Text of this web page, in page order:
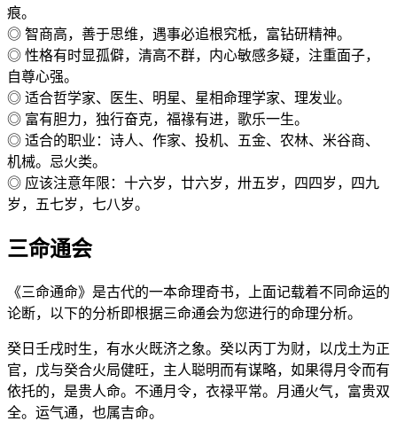
痕。
◎ 智商高，善于思维，遇事必追根究柢，富钻研精神。
◎ 性格有时显孤僻，清高不群，内心敏感多疑，注重面子，
自尊心强。
◎ 适合哲学家、医生、明星、星相命理学家、理发业。
◎ 富有胆力，独行奋克，福禒有进，歌乐一生。
◎ 适合的职业：诗人、作家、投机、五金、农林、米谷商、
机械。忌火类。
◎ 应该注意年限：十六岁，廿六岁，卅五岁，四四岁，四九
岁，五七岁，七八岁。
三命通会
《三命通命》是古代的一本命理奇书，上面记载着不同命运的
论断，以下的分析即根据三命通会为您进行的命理分析。
癸日壬戌时生，有水火既济之象。癸以丙丁为财，以戊土为正
官，戊与癸合火局健旺，主人聪明而有谋略，如果得月令而有
依托的，是贵人命。不通月令，衣禄平常。月通火气，富贵双
全。运气通，也属吉命。